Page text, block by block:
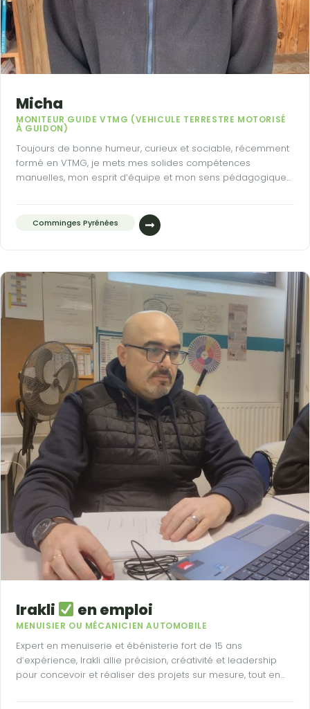
Micha
MONITEUR GUIDE VTMG (VEHICULE TERRESTRE MOTORISÉ
À GUIDON)
Toujours de bonne humeur, curieux et sociable, récemment
formé en VTMG, je mets mes solides compétences
manuelles, mon esprit d’équipe et mon sens pédagogique
Comminges Pyrénées
Irakli en emploi
MENUISIER OU MÉCANICIEN AUTOMOBILE
Expert en menuiserie et ébénisterie fort de 15 ans
d’expérience, Irakli allie précision, créativité et leadership
pour concevoir et réaliser des projets sur mesure, tout en